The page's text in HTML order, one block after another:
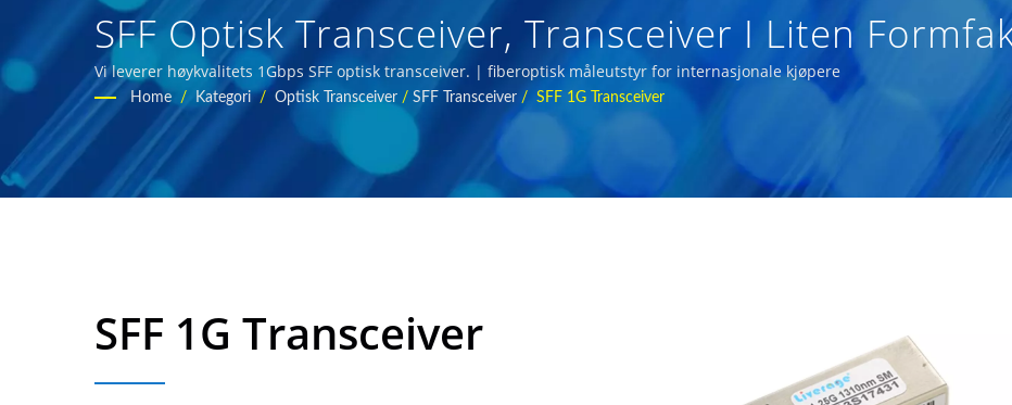
SFF Optisk Transceiver, Transceiver I Liten
Fiberoptiske Transceivere For 5g-Nettverk
Vi leverer høykvalitets 1Gbps SFF optisk transceiver. | fiberoptisk måleutstyr for internasjonale kjøpere
Home / Kategori / Optisk Transceiver / SFF Transceiver / SFF 1G Transceiver
SFF 1G Transceiver